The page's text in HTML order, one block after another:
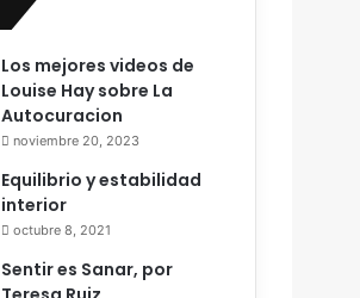
Los mejores videos de
Louise Hay sobre La
Autocuracion
noviembre 20, 2023
Equilibrio y estabilidad
interior
octubre 8, 2021
Sentir es Sanar, por